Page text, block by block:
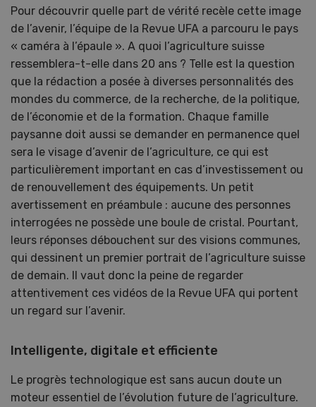
Pour découvrir quelle part de vérité recèle cette image
de l’avenir, l’équipe de la Revue UFA a parcouru le pays
« caméra à l’épaule ». A quoi l’agriculture suisse
ressemblera-t-elle dans 20 ans ? Telle est la question
que la rédaction a posée à diverses personnalités des
mondes du commerce, de la recherche, de la politique,
de l’économie et de la formation. Chaque famille
paysanne doit aussi se demander en permanence quel
sera le visage d’avenir de l’agriculture, ce qui est
particulièrement important en cas d’investissement ou
de renouvellement des équipements. Un petit
avertissement en préambule : aucune des personnes
interrogées ne possède une boule de cristal. Pourtant,
leurs réponses débouchent sur des visions communes,
qui dessinent un premier portrait de l’agriculture suisse
de demain. Il vaut donc la peine de regarder
attentivement ces vidéos de la Revue UFA qui portent
un regard sur l’avenir.
Intelligente, digitale et efficiente
Le progrès technologique est sans aucun doute un
moteur essentiel de l’évolution future de l’agriculture.